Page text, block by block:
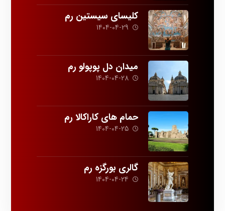
کلیسای سیستین رم
1404-04-29
میدان دل پوپولو رم
1404-04-28
حمام های کاراکالا رم
1404-04-25
گالری بورگزه رم
1404-04-24